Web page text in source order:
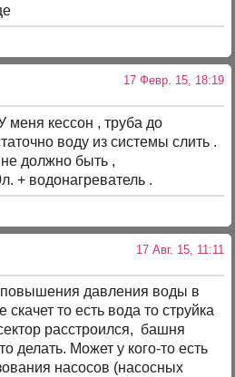
17 Февр. 15, 18:19
меня кессон , труба до
воду из системы слить .
должно быть ,
+ водонагреватель .
17 Авг. 15, 11:11
повышения давления воды в
то есть вода то струйка
расстроился, башня
делать. Может у кого-то есть
насосов (насосных